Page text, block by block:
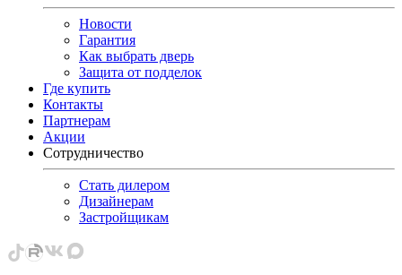
Новости
Гарантия
Как выбрать дверь
Защита от подделок
Где купить
Контакты
Партнерам
Акции
Сотрудничество
Стать дилером
Дизайнерам
Застройщикам